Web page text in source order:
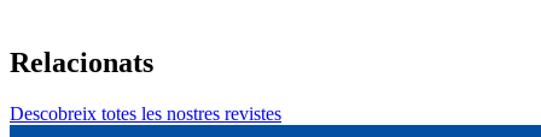
Relacionats
Descobreix totes les nostres revistes